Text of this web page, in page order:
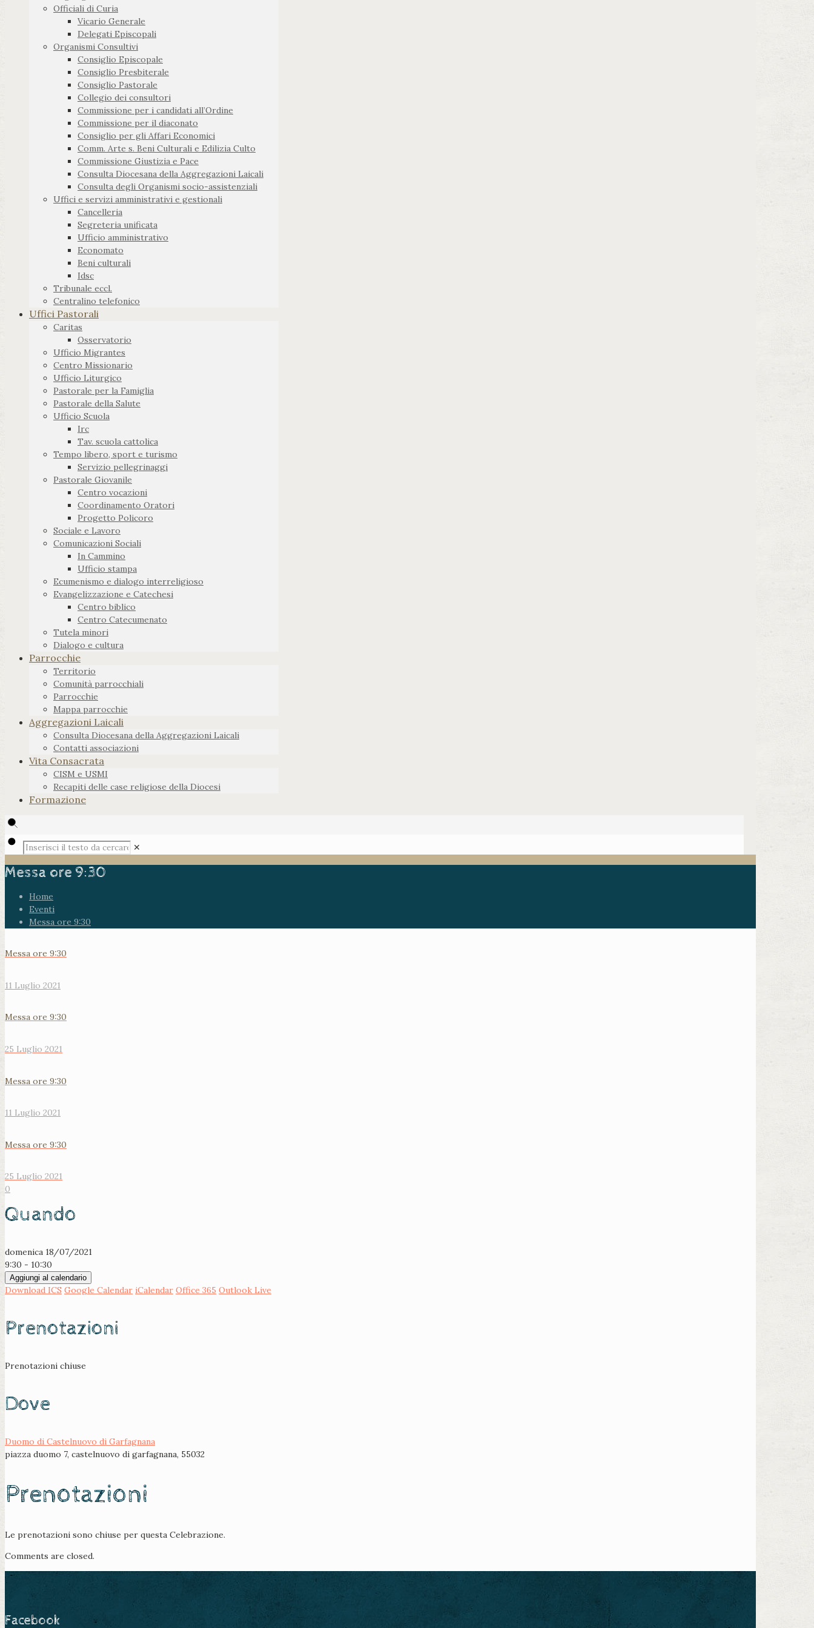
Officiali di Curia
Vicario Generale
Delegati Episcopali
Organismi Consultivi
Consiglio Episcopale
Consiglio Presbiterale
Consiglio Pastorale
Collegio dei consultori
Commissione per i candidati all’Ordine
Commissione per il diaconato
Consiglio per gli Affari Economici
Comm. Arte s. Beni Culturali e Edilizia Culto
Commissione Giustizia e Pace
Consulta Diocesana della Aggregazioni Laicali
Consulta degli Organismi socio-assistenziali
Uffici e servizi amministrativi e gestionali
Cancelleria
Segreteria unificata
Ufficio amministrativo
Economato
Beni culturali
Idsc
Tribunale eccl.
Centralino telefonico
Uffici Pastorali
Caritas
Osservatorio
Ufficio Migrantes
Centro Missionario
Ufficio Liturgico
Pastorale per la Famiglia
Pastorale della Salute
Ufficio Scuola
Irc
Tav. scuola cattolica
Tempo libero, sport e turismo
Servizio pellegrinaggi
Pastorale Giovanile
Centro vocazioni
Coordinamento Oratori
Progetto Policoro
Sociale e Lavoro
Comunicazioni Sociali
In Cammino
Ufficio stampa
Ecumenismo e dialogo interreligioso
Evangelizzazione e Catechesi
Centro biblico
Centro Catecumenato
Tutela minori
Dialogo e cultura
Parrocchie
Territorio
Comunità parrocchiali
Parrocchie
Mappa parrocchie
Aggregazioni Laicali
Consulta Diocesana della Aggregazioni Laicali
Contatti associazioni
Vita Consacrata
CISM e USMI
Recapiti delle case religiose della Diocesi
Formazione
✕
Messa ore 9:30
Home
Eventi
Messa ore 9:30
Messa ore 9:30
11 Luglio 2021
Messa ore 9:30
25 Luglio 2021
Messa ore 9:30
11 Luglio 2021
Messa ore 9:30
25 Luglio 2021
0
Quando
domenica 18/07/2021
9:30 - 10:30
Aggiungi al calendario
Download ICS Google Calendar iCalendar Office 365 Outlook Live
Prenotazioni
Prenotazioni chiuse
Dove
Duomo di Castelnuovo di Garfagnana
piazza duomo 7, castelnuovo di garfagnana, 55032
Prenotazioni
Le prenotazioni sono chiuse per questa Celebrazione.
Comments are closed.
Facebook